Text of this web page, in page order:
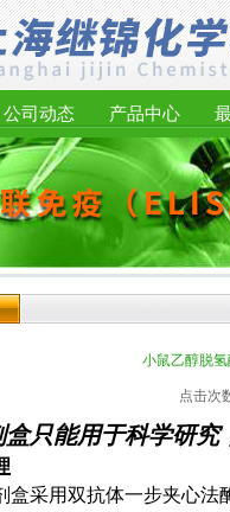
公司动态 产品中心
小鼠乙醇脱
点击次
盒只能用于科学研究
盒采用双抗体一步夹心法